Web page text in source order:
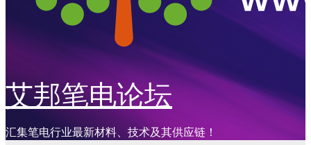
艾邦笔电论坛
汇集笔电行业最新材料、技术及其供应链！